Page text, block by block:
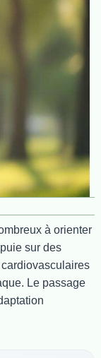
à orienter
sur des
Le passage